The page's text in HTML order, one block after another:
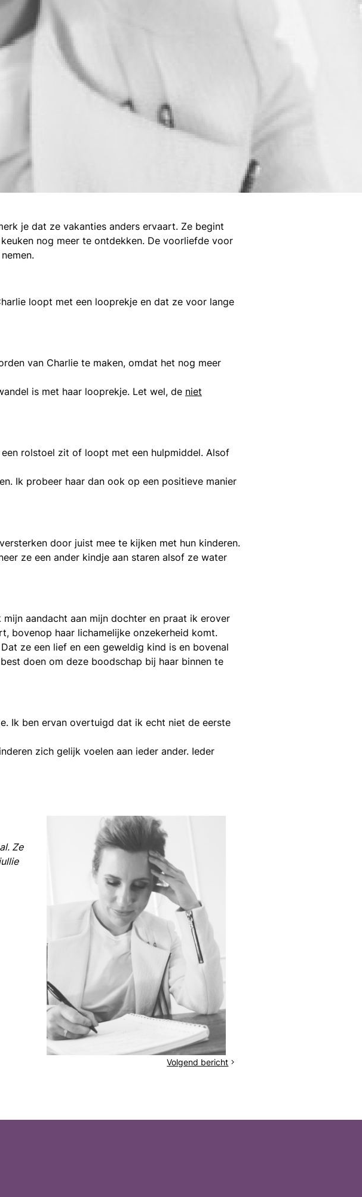
je dat ze vakanties anders ervaart. Ze begint
nog meer te ontdekken. De voorliefde voor
loopt met een looprekje en dat ze voor lange
van Charlie te maken, omdat het nog meer
is met haar looprekje. Let wel, de niet
rolstoel zit of loopt met een hulpmiddel. Alsof
Ik probeer haar dan ook op een positieve manier
door juist mee te kijken met hun kinderen.
ze een ander kindje aan staren alsof ze water
aandacht aan mijn dochter en praat ik erover
bovenop haar lichamelijke onzekerheid komt.
ze een lief en een geweldig kind is en bovenal
doen om deze boodschap bij haar binnen te
Ik ben ervan overtuigd dat ik echt niet de eerste
zich gelijk voelen aan ieder ander. Ieder
Ze
Volgend bericht
Een